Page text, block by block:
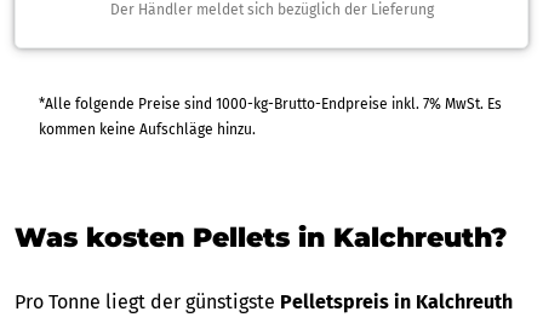
Der Händler meldet sich bezüglich der Lieferung
*Alle folgende Preise sind 1000-kg-Brutto-Endpreise inkl. 7% MwSt. Es
kommen keine Aufschläge hinzu.
Was kosten Pellets in Kalchreuth?
Pro Tonne liegt der günstigste Pelletspreis in Kalchreuth